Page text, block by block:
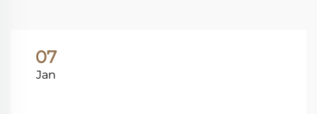
07
Jan